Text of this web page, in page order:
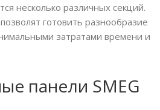
несколько различных секций.
готовить разнообразие
затратами времени и
панели SMEG